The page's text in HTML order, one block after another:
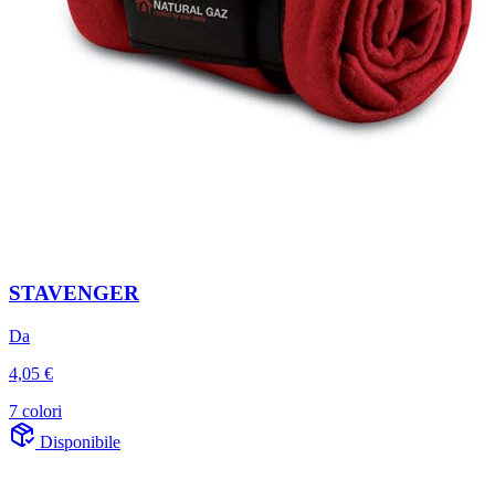
STAVENGER
Da
4,05 €
7 colori
Disponibile